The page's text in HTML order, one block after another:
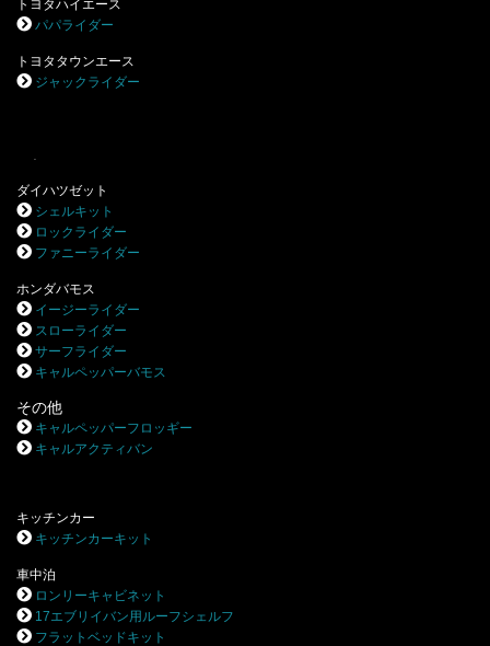
トヨタハイエース
パパライダー
トヨタタウンエース
ジャックライダー
ダイハツゼット
シェルキット
ロックライダー
ファニーライダー
ホンダバモス
イージーライダー
スローライダー
サーフライダー
キャルペッパーバモス
その他
キャルペッパーフロッギー
キャルアクティバン
キッチンカー
キッチンカーキット
車中泊
ロンリーキャビネット
17エブリイバン用ルーフシェルフ
フラットベッドキット